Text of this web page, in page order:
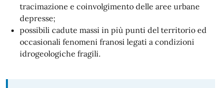
tracimazione e coinvolgimento delle aree urbane
depresse;
possibili cadute massi in più punti del territorio ed
occasionali fenomeni franosi legati a condizioni
idrogeologiche fragili.